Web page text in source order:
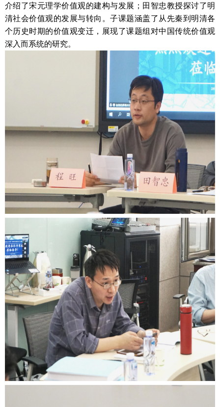
介绍了宋元理学价值观的建构与发展；田智忠教授探讨了明
清社会价值观的发展与转向。子课题涵盖了从先秦到明清各
个历史时期的价值观变迁，展现了课题组对中国传统价值观
深入而系统的研究。